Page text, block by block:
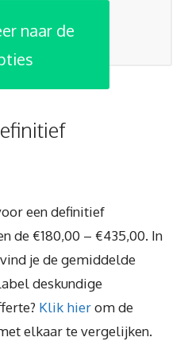
naar de
een definitief
de €180,00 – €435,00. In
je de gemiddelde
deskundige
Klik hierom de
elkaar te vergelijken.